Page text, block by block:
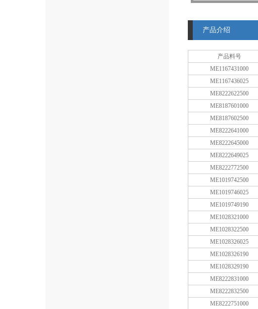
产品介绍
产品料号
ME1167431000
ME1167436025
ME8222622500
ME8187601000
ME8187602500
ME8222641000
ME8222645000
ME8222649025
ME8222772500
ME1019742500
ME1019746025
ME1019749190
ME1028321000
ME1028322500
ME1028326025
ME1028326190
ME1028329190
ME8222831000
ME8222832500
ME8222751000